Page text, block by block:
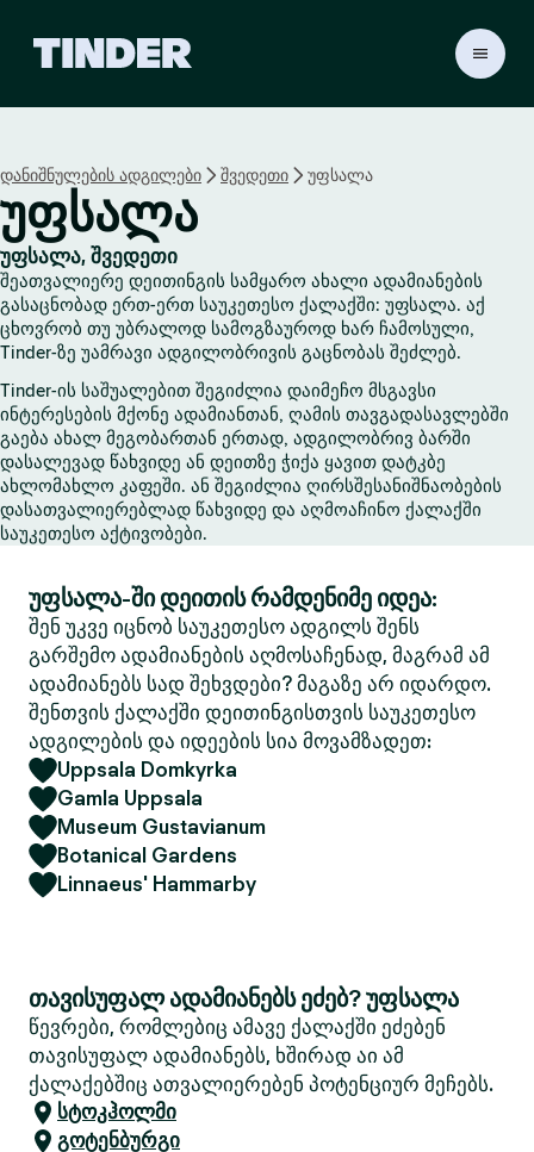
r
o
e
დანიშნულების ადგილები შვედეთი უფსალა
უფსალა
უფსალა, შვედეთი
შეათვალიერე დეითინგის სამყარო ახალი ადამიანების
გასაცნობად ერთ-ერთ საუკეთესო ქალაქში: უფსალა. აქ
ცხოვრობ თუ უბრალოდ სამოგზაუროდ ხარ ჩამოსული,
Tinder-ზე უამრავი ადგილობრივის გაცნობას შეძლებ.
Tinder-ის საშუალებით შეგიძლია დაიმეჩო მსგავსი
ინტერესების მქონე ადამიანთან, ღამის თავგადასავლებში
გაება ახალ მეგობართან ერთად, ადგილობრივ ბარში
დასალევად წახვიდე ან დეითზე ჭიქა ყავით დატკბე
ახლომახლო კაფეში. ან შეგიძლია ღირსშესანიშნაობების
დასათვალიერებლად წახვიდე და აღმოაჩინო ქალაქში
საუკეთესო აქტივობები.
უფსალა-ში დეითის რამდენიმე იდეა:
შენ უკვე იცნობ საუკეთესო ადგილს შენს
გარშემო ადამიანების აღმოსაჩენად, მაგრამ ამ
ადამიანებს სად შეხვდები? მაგაზე არ იდარდო.
შენთვის ქალაქში დეითინგისთვის საუკეთესო
ადგილების და იდეების სია მოვამზადეთ:
Uppsala Domkyrka
Gamla Uppsala
Museum Gustavianum
Botanical Gardens
Linnaeus' Hammarby
თავისუფალ ადამიანებს ეძებ? უფსალა
წევრები, რომლებიც ამავე ქალაქში ეძებენ
თავისუფალ ადამიანებს, ხშირად აი ამ
ქალაქებშიც ათვალიერებენ პოტენციურ მეჩებს.
სტოკჰოლმი
გოტენბურგი